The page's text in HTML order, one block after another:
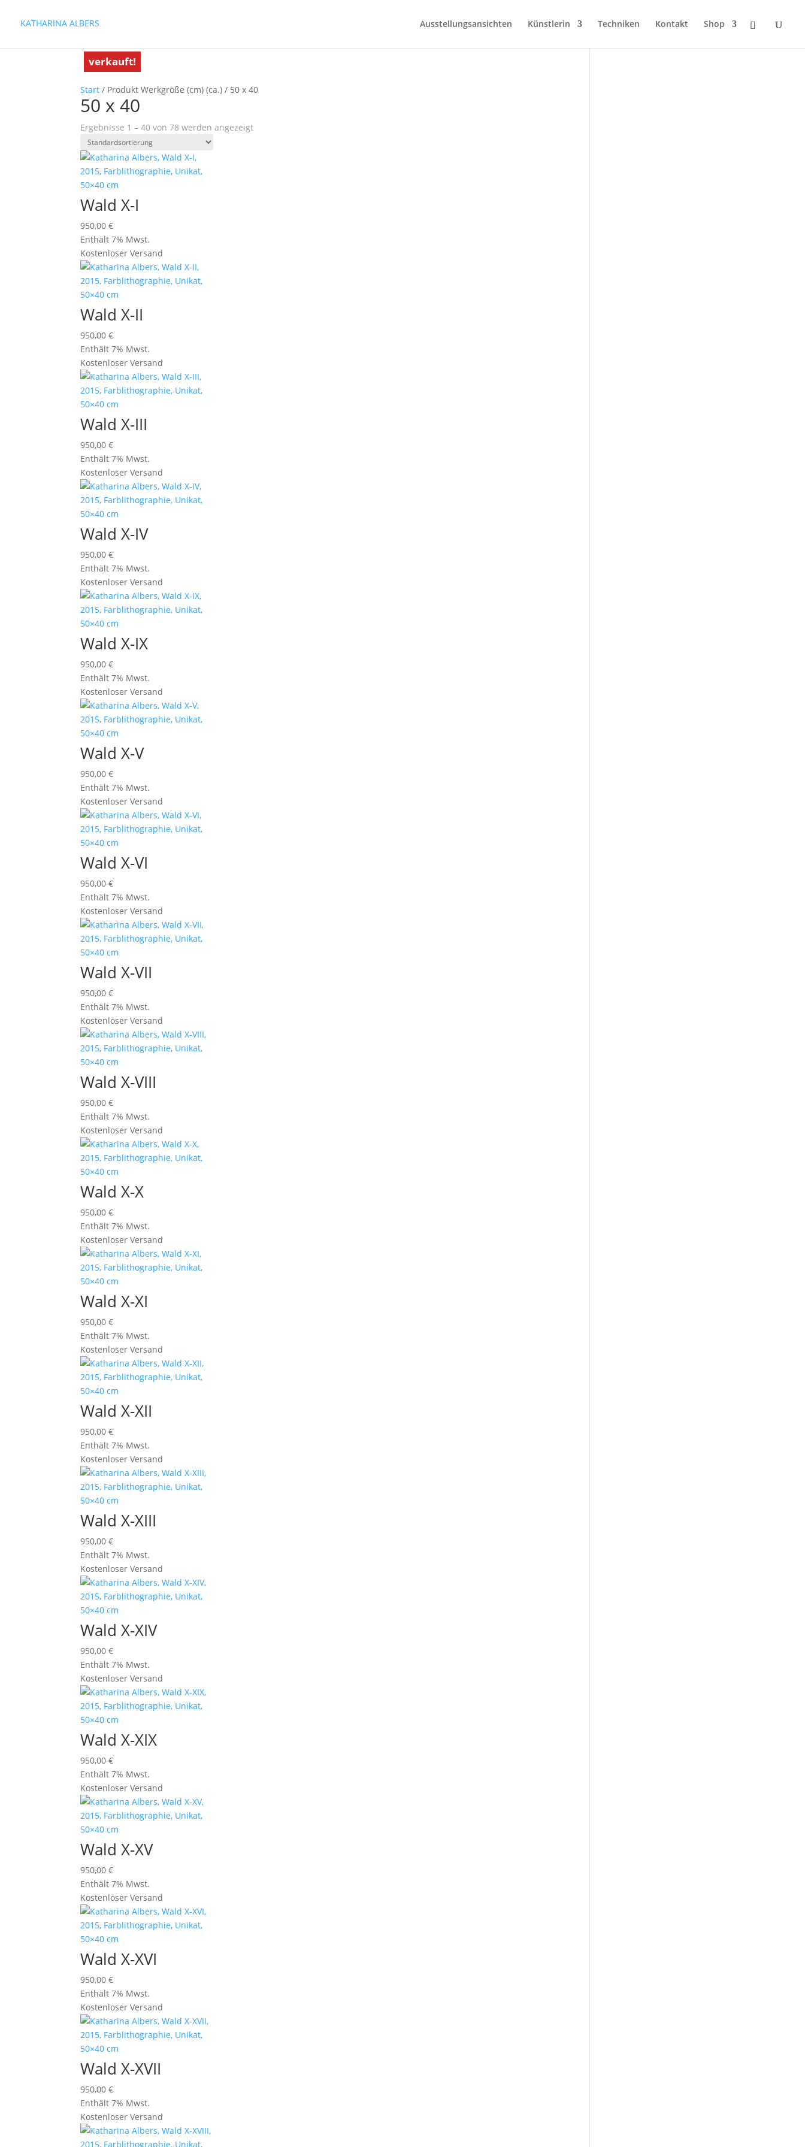
KATHARINA ALBERS Ausstellungsansichten Künstlerin Techniken Kontakt Shop
Start / Produkt Werkgröße (cm) (ca.) / 50 x 40
50 x 40
Ergebnisse 1 – 40 von 78 werden angezeigt
verkauft!
Wald X-I
950,00€
Enthält 7% Mwst.
Kostenloser Versand
Wald X-II
950,00€
Enthält 7% Mwst.
Kostenloser Versand
verkauft!
Wald X-III
950,00€
Enthält 7% Mwst.
Kostenloser Versand
Wald X-IV
950,00€
Enthält 7% Mwst.
Kostenloser Versand
Wald X-IX
950,00€
Enthält 7% Mwst.
Kostenloser Versand
Wald X-V
950,00€
Enthält 7% Mwst.
Kostenloser Versand
Wald X-VI
950,00€
Enthält 7% Mwst.
Kostenloser Versand
verkauft!
Wald X-VII
950,00€
Enthält 7% Mwst.
Kostenloser Versand
Wald X-VIII
950,00€
Enthält 7% Mwst.
Kostenloser Versand
verkauft!
Wald X-X
950,00€
Enthält 7% Mwst.
Kostenloser Versand
verkauft!
Wald X-XI
950,00€
Enthält 7% Mwst.
Kostenloser Versand
Wald X-XII
950,00€
Enthält 7% Mwst.
Kostenloser Versand
Wald X-XIII
950,00€
Enthält 7% Mwst.
Kostenloser Versand
verkauft!
Wald X-XIV
950,00€
Enthält 7% Mwst.
Kostenloser Versand
verkauft!
Wald X-XIX
950,00€
Enthält 7% Mwst.
Kostenloser Versand
verkauft!
Wald X-XV
950,00€
Enthält 7% Mwst.
Kostenloser Versand
verkauft!
Wald X-XVI
950,00€
Enthält 7% Mwst.
Kostenloser Versand
Wald X-XVII
950,00€
Enthält 7% Mwst.
Kostenloser Versand
verkauft!
verkauft!
verkauft!
verkauft!
verkauft!
verkauft!
verkauft!
verkauft!
verkauft!
verkauft!
verkauft!
verkauft!
verkauft!